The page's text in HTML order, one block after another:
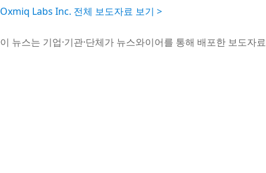
Oxmiq Labs Inc. 전체 보도자료 보기 >
이 뉴스는 기업·기관·단체가 뉴스와이어를 통해 배포한 보도자